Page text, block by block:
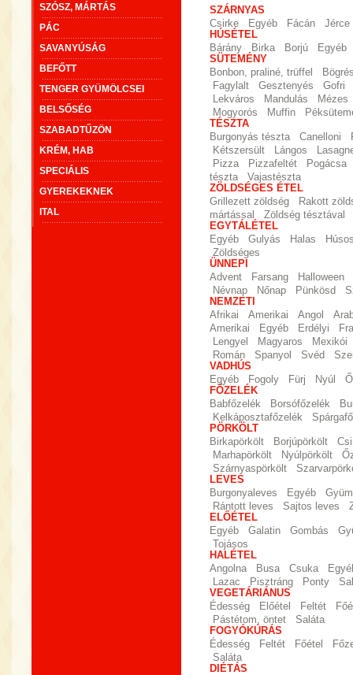
SZÓSZ, MÁRTÁS
PÁC
SAVANYÚSÁG
BEFŐTT
TENGER GYÜMÖLCSEI
BELSŐSÉG
SZABADTŰZÖN
KRÉM, HAB
SPECIÁLIS
GYEREKEKNEK
ITAL
SZÁRNYAS
Csirke
Egyéb Fácán
Jérce
HÚSÉTEL
Bárány
Birka Borjú
Egyéb
SÜTEMÉNY
Bonbon, praliné, trüffel
Fagylalt
Gesztenyés
Gofri
Lekváros
Mandulás
Mézes
Mogyorós
Muffin
TÉSZTA
Burgonyás tészta
Canelloni
Kétszersült
Lángos
Pizza
Pizzafeltét
Pogácsa
tészta
Vajastészta
ZÖLDSÉGES ÉTEL
Grillezett zöldség
Rakott
mártással
Zöldség tésztával
EGYTÁLÉTEL
Egyéb
Gulyás Halas
Zöldséges
ÜNNEPI
Advent
Farsang
Halloween
Névnap
Nőnap Pünkösd
NEMZETI
Afrikai
Amerikai Angol
Amerikai
Egyéb Erdélyi
Lengyel
Magyaros
Mexikói
Román
Spanyol Svéd
VADHÚS
Egyéb
Fogoly Fürj Nyúl
FŐZELÉK
Babfőzelék
Borsófőzelék
Kelkáposztafőzelék
PÖRKÖLT
Birkapörkölt
Borjúpörkölt
Marhapörkölt
Nyúlpörkölt
Szárnyaspörkölt
LEVES
Burgonyaleves
Egyéb
Rántott leves
Sajtos leves
ELŐÉTEL
Egyéb
Galatin Gombás
Tojásos
HALÉTEL
Angolna
Busa Csuka
Lazac
Pisztráng Ponty
VEGETÁRIÁNUS
Édesség
Előétel Feltét
Pástétom, öntet
Saláta
FOGYÓKÚRÁS
Édesség
Feltét Főétel
Saláta
DIÉTÁS